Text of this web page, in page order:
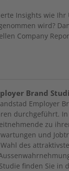
Insights wie
wird?
Company
Brand
Employer
durchgeführt.
zu
und
des
finden Sie in